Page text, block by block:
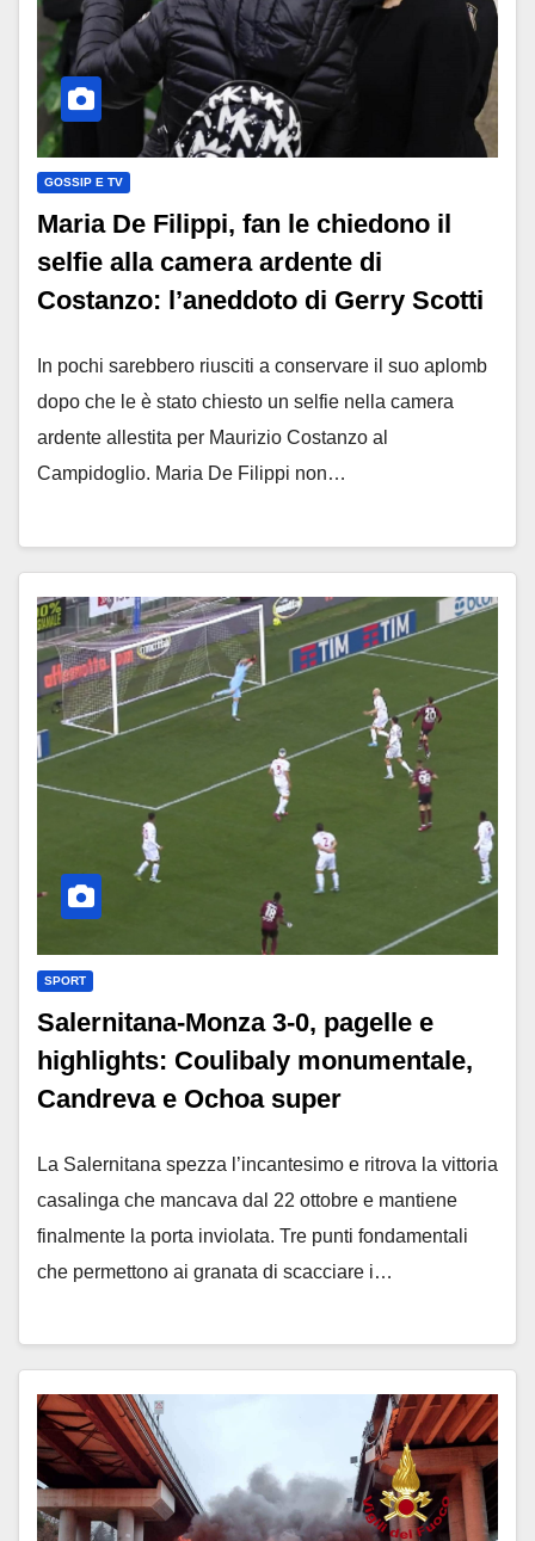
GOSSIP E TV
Maria De Filippi, fan le chiedono il
selfie alla camera ardente di
Costanzo: l’aneddoto di Gerry Scotti
In pochi sarebbero riusciti a conservare il suo aplomb
dopo che le è stato chiesto un selfie nella camera
ardente allestita per Maurizio Costanzo al
Campidoglio. Maria De Filippi non…
SPORT
Salernitana-Monza 3-0, pagelle e
highlights: Coulibaly monumentale,
Candreva e Ochoa super
La Salernitana spezza l’incantesimo e ritrova la vittoria
casalinga che mancava dal 22 ottobre e mantiene
finalmente la porta inviolata. Tre punti fondamentali
che permettono ai granata di scacciare i…